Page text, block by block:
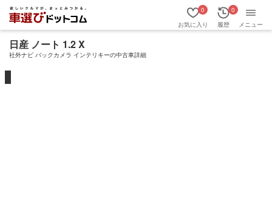
お気に入り
0
履歴
0
メニュー
日産 ノート 1.2 X
社外ナビ バックカメラ インテリキーの中古車詳細